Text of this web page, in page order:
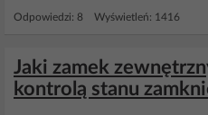
Odpowiedzi: 8 Wyświetleń: 1416
Jaki zamek
kontrolą stanu